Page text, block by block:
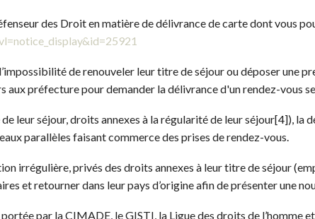
des Droit en matière de délivrance de carte dont vous
de renouveler leur titre de séjour ou déposer une
aux préfecture pour demander la délivrance d'un rendez-vous
leur séjour, droits annexes à la régularité de leur séjour[4]), la
parallèles faisant commerce des prises de rendez-vous.
irrégulière, privés des droits annexes à leur titre de séjour
et retourner dans leur pays d’origine afin de présenter une
par la CIMADE, le GISTI, la Ligue des droits de l’homme